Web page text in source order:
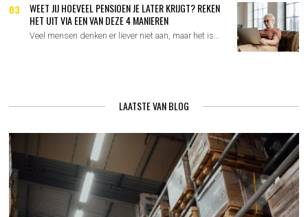
03
WEET JIJ HOEVEEL PENSIOEN JE LATER KRIJGT? REKEN
HET UIT VIA EEN VAN DEZE 4 MANIEREN
Veel mensen denken er liever niet aan, maar het is…
LAATSTE VAN BLOG